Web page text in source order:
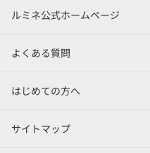
ルミネ公式ホームページ
よくある質問
はじめての方へ
サイトマップ